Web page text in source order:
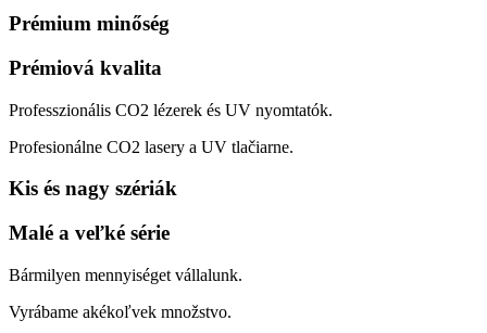
Prémium minőség
Prémiová kvalita
Professzionális CO2 lézerek és UV nyomtatók.
Profesionálne CO2 lasery a UV tlačiarne.
Kis és nagy szériák
Malé a veľké série
Bármilyen mennyiséget vállalunk.
Vyrábame akékoľvek množstvo.